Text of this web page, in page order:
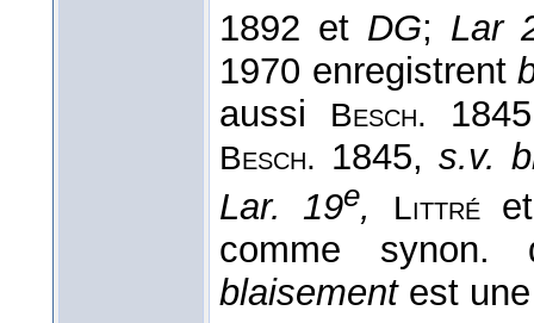
1892 et DG; Lar
1970 enregistrent
aussi
Besch.
Besch. 1845, s.v.
Lar. 19e, Littré
comme
blaisementest